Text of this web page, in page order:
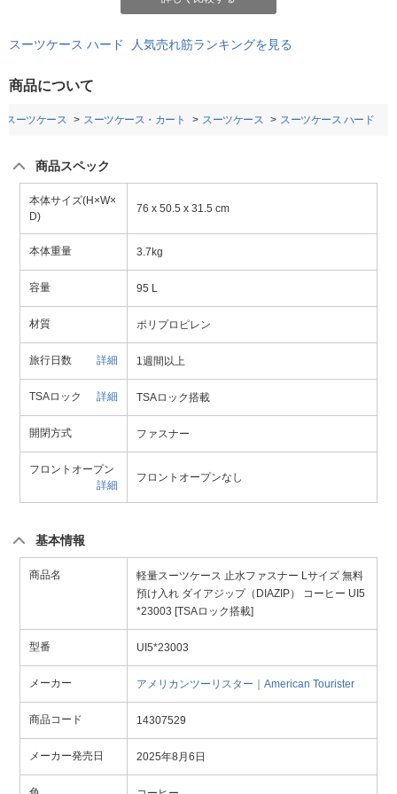
スーツケース ハード 人気売れ筋ランキングを見る
商品について
スーツケース スーツケース・カート スーツケース スーツケース ハード
商品スペック
本体サイズ(H×W×
D)
76 x 50.5 x 31.5 cm
本体重量 3.7kg
容量 95 L
材質 ポリプロピレン
旅行日数 詳細 1週間以上
TSAロック 詳細 TSAロック搭載
開閉方式 ファスナー
フロントオープン
詳細
フロントオープンなし
基本情報
商品名
軽量スーツケース 止水ファスナー Lサイズ 無料
預け入れ ダイアジップ（DIAZIP） コーヒー UI5
*23003 [TSAロック搭載]
型番 UI5*23003
メーカー アメリカンツーリスター｜American Tourister
商品コード 14307529
メーカー発売日 2025年8月6日